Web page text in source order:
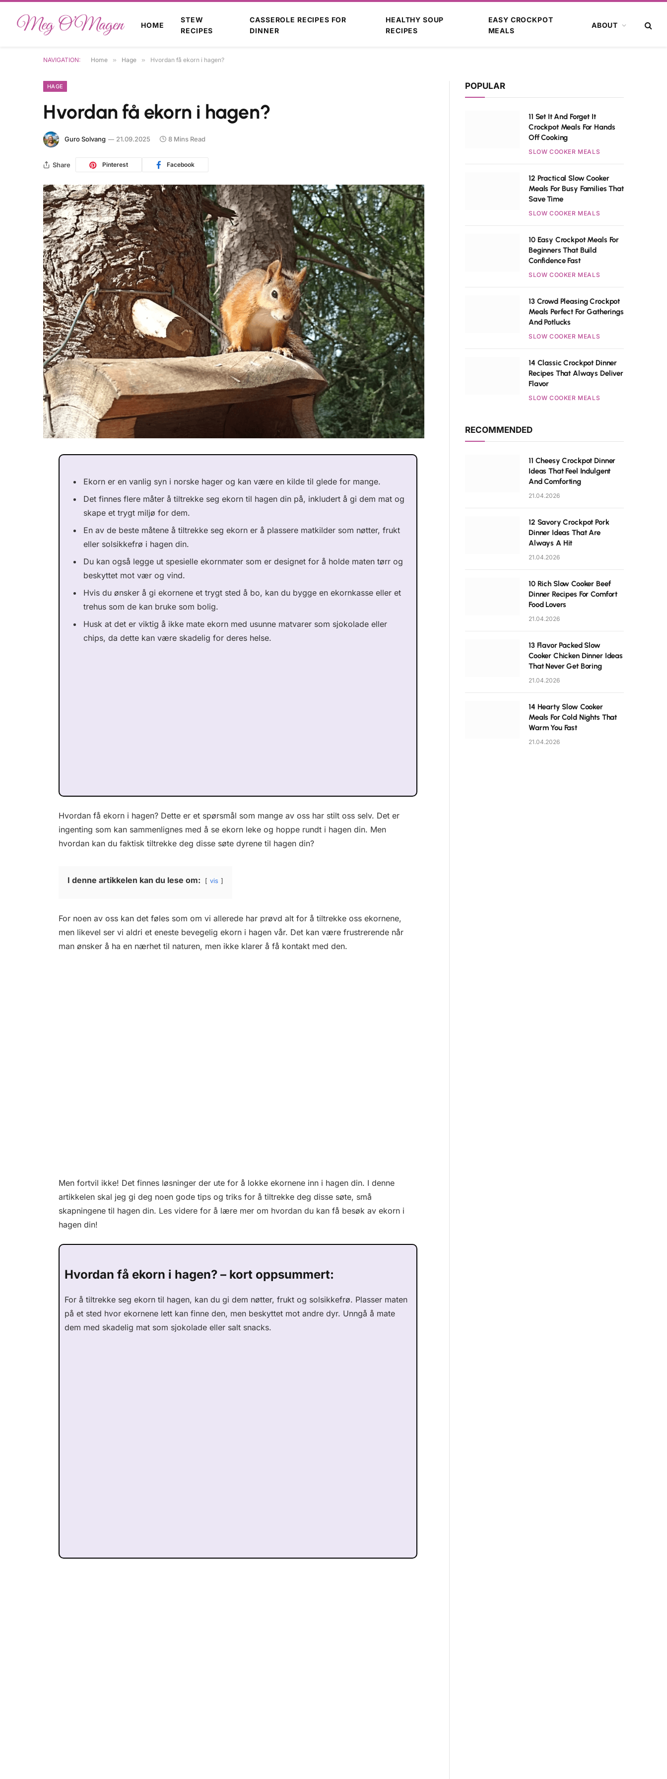
HOME
STEW
RECIPES
CASSEROLE RECIPES FOR
DINNER
HEALTHY SOUP
RECIPES
EASY CROCKPOT
MEALS
ABOUT
NAVIGATION: Home » Hage » Hvordan få ekorn i hagen?
HAGE
Hvordan få ekorn i hagen?
Guro Solvang 21.09.2025 8 Mins Read
Share Pinterest Facebook
Ekorn er en vanlig syn i norske hager og kan være en kilde til glede for mange.
Det finnes flere måter å tiltrekke seg ekorn til hagen din på, inkludert å gi dem mat og
skape et trygt miljø for dem.
En av de beste måtene å tiltrekke seg ekorn er å plassere matkilder som nøtter, frukt
eller solsikkefrø i hagen din.
Du kan også legge ut spesielle ekornmater som er designet for å holde maten tørr og
beskyttet mot vær og vind.
Hvis du ønsker å gi ekornene et trygt sted å bo, kan du bygge en ekornkasse eller et
trehus som de kan bruke som bolig.
Husk at det er viktig å ikke mate ekorn med usunne matvarer som sjokolade eller
chips, da dette kan være skadelig for deres helse.
Hvordan få ekorn i hagen? Dette er et spørsmål som mange av oss har stilt oss selv. Det er
ingenting som kan sammenlignes med å se ekorn leke og hoppe rundt i hagen din. Men
hvordan kan du faktisk tiltrekke deg disse søte dyrene til hagen din?
I denne artikkelen kan du lese om: vis
For noen av oss kan det føles som om vi allerede har prøvd alt for å tiltrekke oss ekornene,
men likevel ser vi aldri et eneste bevegelig ekorn i hagen vår. Det kan være frustrerende når
man ønsker å ha en nærhet til naturen, men ikke klarer å få kontakt med den.
Men fortvil ikke! Det finnes løsninger der ute for å lokke ekornene inn i hagen din. I denne
artikkelen skal jeg gi deg noen gode tips og triks for å tiltrekke deg disse søte, små
skapningene til hagen din. Les videre for å lære mer om hvordan du kan få besøk av ekorn i
hagen din!
Hvordan få ekorn i hagen? – kort oppsummert:
For å tiltrekke seg ekorn til hagen, kan du gi dem nøtter, frukt og solsikkefrø. Plasser maten
på et sted hvor ekornene lett kan finne den, men beskyttet mot andre dyr. Unngå å mate
dem med skadelig mat som sjokolade eller salt snacks.
POPULAR
11 Set It And Forget It
Crockpot Meals For Hands
Off Cooking
SLOW COOKER MEALS
12 Practical Slow Cooker
Meals For Busy Families That
Save Time
SLOW COOKER MEALS
10 Easy Crockpot Meals For
Beginners That Build
Confidence Fast
SLOW COOKER MEALS
13 Crowd Pleasing Crockpot
Meals Perfect For Gatherings
And Potlucks
SLOW COOKER MEALS
14 Classic Crockpot Dinner
Recipes That Always Deliver
Flavor
SLOW COOKER MEALS
RECOMMENDED
11 Cheesy Crockpot Dinner
Ideas That Feel Indulgent
And Comforting
21.04.2026
12 Savory Crockpot Pork
Dinner Ideas That Are
Always A Hit
21.04.2026
10 Rich Slow Cooker Beef
Dinner Recipes For Comfort
Food Lovers
21.04.2026
13 Flavor Packed Slow
Cooker Chicken Dinner Ideas
That Never Get Boring
21.04.2026
14 Hearty Slow Cooker
Meals For Cold Nights That
Warm You Fast
21.04.2026